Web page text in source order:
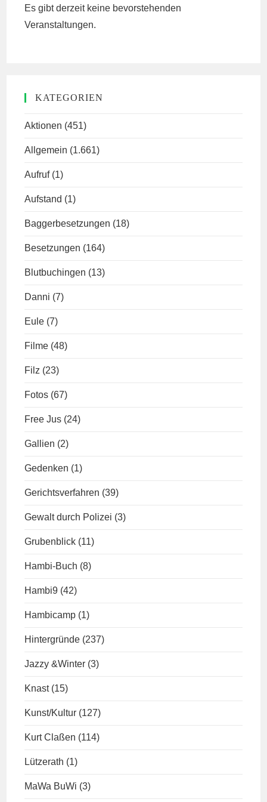
Es gibt derzeit keine bevorstehenden
Veranstaltungen.
KATEGORIEN
Aktionen (451)
Allgemein (1.661)
Aufruf (1)
Aufstand (1)
Baggerbesetzungen (18)
Besetzungen (164)
Blutbuchingen (13)
Danni (7)
Eule (7)
Filme (48)
Filz (23)
Fotos (67)
Free Jus (24)
Gallien (2)
Gedenken (1)
Gerichtsverfahren (39)
Gewalt durch Polizei (3)
Grubenblick (11)
Hambi-Buch (8)
Hambi9 (42)
Hambicamp (1)
Hintergründe (237)
Jazzy &Winter (3)
Knast (15)
Kunst/Kultur (127)
Kurt Claßen (114)
Lützerath (1)
MaWa BuWi (3)